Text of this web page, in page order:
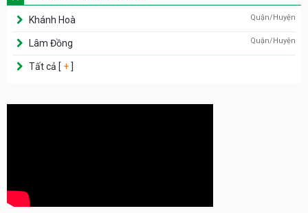
Khánh Hoà Quận/Huyện
Lâm Đồng Quận/Huyện
Tất cả [ + ]